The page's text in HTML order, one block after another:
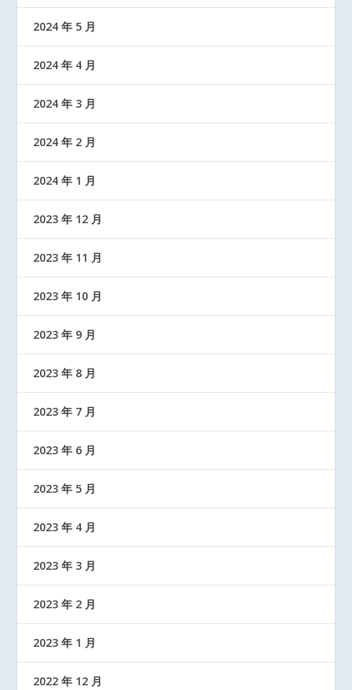
2024 年 5 月
2024 年 4 月
2024 年 3 月
2024 年 2 月
2024 年 1 月
2023 年 12 月
2023 年 11 月
2023 年 10 月
2023 年 9 月
2023 年 8 月
2023 年 7 月
2023 年 6 月
2023 年 5 月
2023 年 4 月
2023 年 3 月
2023 年 2 月
2023 年 1 月
2022 年 12 月